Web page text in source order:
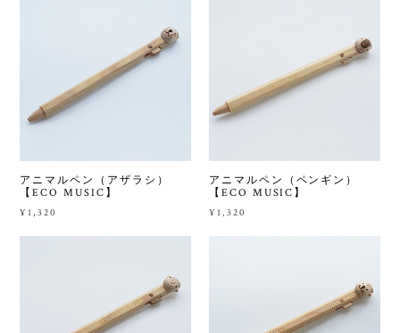
アニマルペン（アザラシ）
【ECO MUSIC】
¥1,320
アニマルペン（ペンギン）
【ECO MUSIC】
¥1,320